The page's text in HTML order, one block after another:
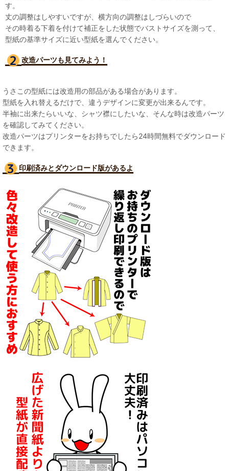
す。
丈の調整はしやすいですが、横方向の調整はしづらいので
その時着る下着を付けて補正をした状態でバストサイズを測って、
型紙の基準サイズに近い型紙を選んでください。
改造パーツも見てみよう！
うさこの型紙には改造用の部品がある場合があります。
型紙を入れ替えるだけで、違うデザインに変更が出来るんです。
半袖に出来たらいいな、シャツ襟にしたいな、そんな時は改造パーツ
を確認してみてください。
改造パーツはプリンターをお持ちでしたら24時間無料でダウンロード
できます。
印刷済みとダウンロード版があるよ